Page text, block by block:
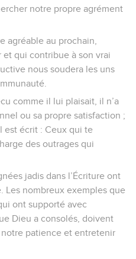
notre propre agrément
agréable au prochain,
qui contribue à son vrai
nous soudera les uns
comme il lui plaisait, il n’a
ou sa propre satisfaction ;
est écrit : Ceux qui te
des outrages qui
jadis dans l’Écriture ont
Les nombreux exemples que
ont supporté avec
Dieu a consolés, doivent
patience et entretenir